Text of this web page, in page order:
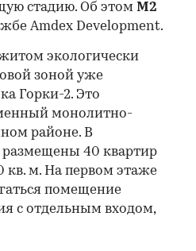
стадию. Об этом М2
Amdex Development.
экологически
зоной уже
Горки-2. Это
монолитно-
районе. В
40 квартир
кв. м. На первом этаже
помещение
с отдельным входом,